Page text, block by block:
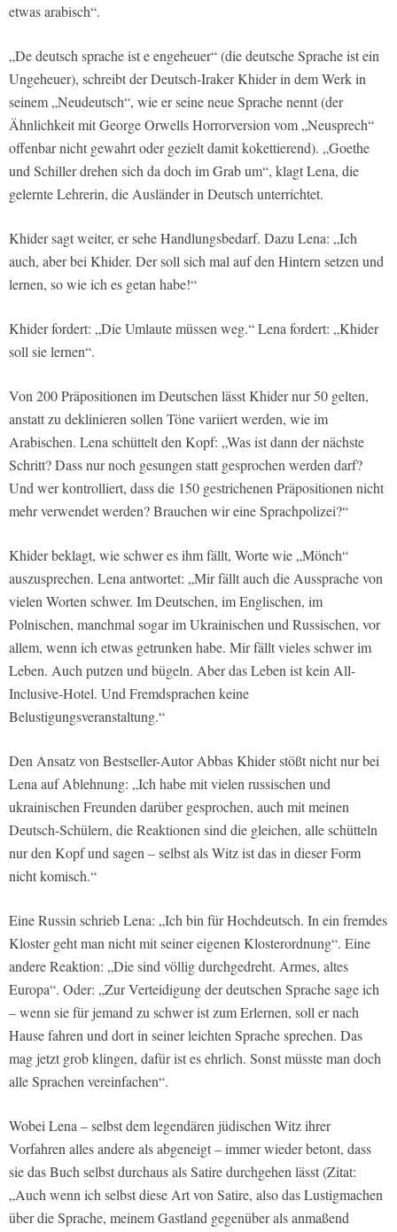
etwas arabisch“.
„De deutsch sprache ist e engeheuer“ (die deutsche Sprache ist ein
Ungeheuer), schreibt der Deutsch-Iraker Khider in dem Werk in
seinem „Neudeutsch“, wie er seine neue Sprache nennt (der
Ähnlichkeit mit George Orwells Horrorversion vom „Neusprech“
offenbar nicht gewahrt oder gezielt damit kokettierend). „Goethe
und Schiller drehen sich da doch im Grab um“, klagt Lena, die
gelernte Lehrerin, die Ausländer in Deutsch unterrichtet.
Khider sagt weiter, er sehe Handlungsbedarf. Dazu Lena: „Ich
auch, aber bei Khider. Der soll sich mal auf den Hintern setzen und
lernen, so wie ich es getan habe!“
Khider fordert: „Die Umlaute müssen weg.“ Lena fordert: „Khider
soll sie lernen“.
Von 200 Präpositionen im Deutschen lässt Khider nur 50 gelten,
anstatt zu deklinieren sollen Töne variiert werden, wie im
Arabischen. Lena schüttelt den Kopf: „Was ist dann der nächste
Schritt? Dass nur noch gesungen statt gesprochen werden darf?
Und wer kontrolliert, dass die 150 gestrichenen Präpositionen nicht
mehr verwendet werden? Brauchen wir eine Sprachpolizei?“
Khider beklagt, wie schwer es ihm fällt, Worte wie „Mönch“
auszusprechen. Lena antwortet: „Mir fällt auch die Aussprache von
vielen Worten schwer. Im Deutschen, im Englischen, im
Polnischen, manchmal sogar im Ukrainischen und Russischen, vor
allem, wenn ich etwas getrunken habe. Mir fällt vieles schwer im
Leben. Auch putzen und bügeln. Aber das Leben ist kein All-
Inclusive-Hotel. Und Fremdsprachen keine
Belustigungsveranstaltung.“
Den Ansatz von Bestseller-Autor Abbas Khider stößt nicht nur bei
Lena auf Ablehnung: „Ich habe mit vielen russischen und
ukrainischen Freunden darüber gesprochen, auch mit meinen
Deutsch-Schülern, die Reaktionen sind die gleichen, alle schütteln
nur den Kopf und sagen – selbst als Witz ist das in dieser Form
nicht komisch.“
Eine Russin schrieb Lena: „Ich bin für Hochdeutsch. In ein fremdes
Kloster geht man nicht mit seiner eigenen Klosterordnung“. Eine
andere Reaktion: „Die sind völlig durchgedreht. Armes, altes
Europa“. Oder: „Zur Verteidigung der deutschen Sprache sage ich
– wenn sie für jemand zu schwer ist zum Erlernen, soll er nach
Hause fahren und dort in seiner leichten Sprache sprechen. Das
mag jetzt grob klingen, dafür ist es ehrlich. Sonst müsste man doch
alle Sprachen vereinfachen“.
Wobei Lena – selbst dem legendären jüdischen Witz ihrer
Vorfahren alles andere als abgeneigt – immer wieder betont, dass
sie das Buch selbst durchaus als Satire durchgehen lässt (Zitat:
„Auch wenn ich selbst diese Art von Satire, also das Lustigmachen
über die Sprache, meinem Gastland gegenüber als anmaßend